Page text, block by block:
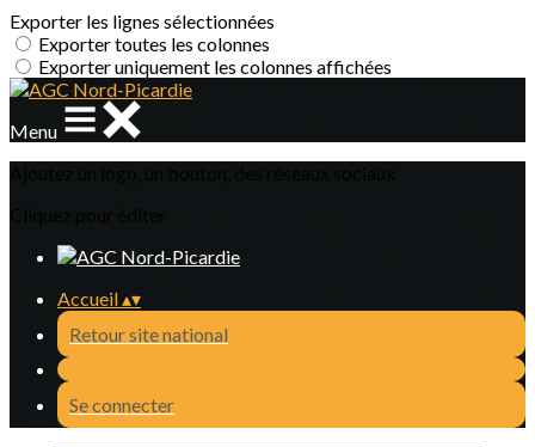
Exporter les lignes sélectionnées
Exporter toutes les colonnes
Exporter uniquement les colonnes affichées
Menu
Accueil▴▾
Retour site national
Se connecter